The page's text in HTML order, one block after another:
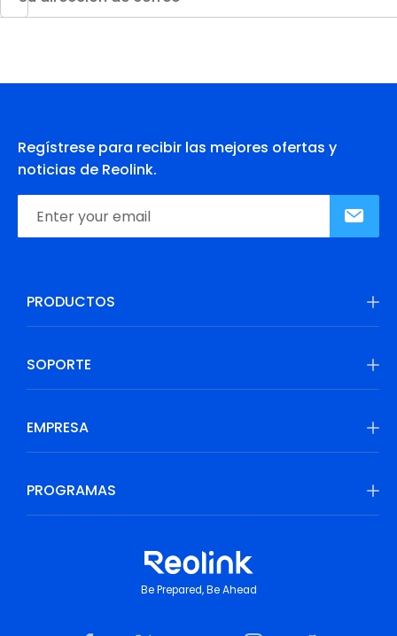
Regístrese para recibir las mejores ofertas y
noticias de Reolink.
PRODUCTOS
SOPORTE
EMPRESA
PROGRAMAS
Be Prepared, Be Ahead